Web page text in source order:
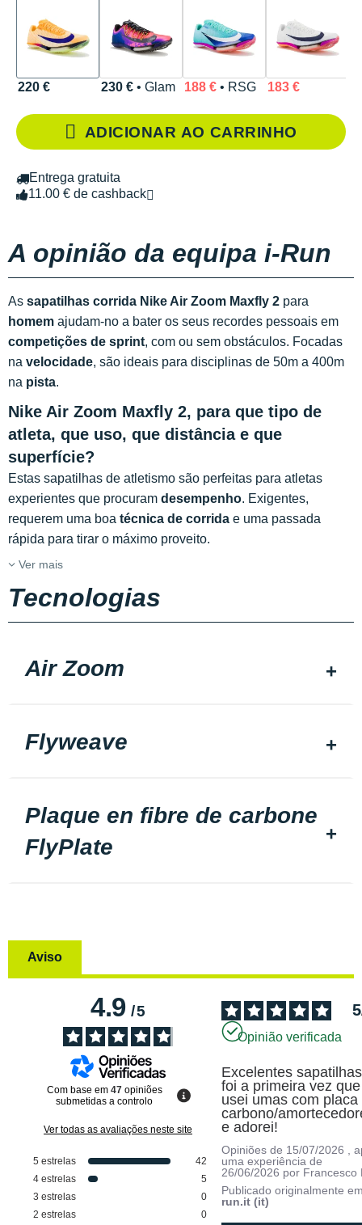
220 € 230 €• Glam 188 €• RSG 183 €
ADICIONAR AO CARRINHO
Entrega gratuita
11.00 € de cashback
A opinião da equipa i-Run
As sapatilhas corrida Nike Air Zoom Maxfly 2 para
homem ajudam-no a bater os seus recordes pessoais em
competições de sprint, com ou sem obstáculos. Focadas
na velocidade, são ideais para disciplinas de 50m a 400m
na pista.
Nike Air Zoom Maxfly 2, para que tipo de
atleta, que uso, que distância e que
superfície?
Estas sapatilhas de atletismo são perfeitas para atletas
experientes que procuram desempenho. Exigentes,
requerem uma boa técnica de corrida e uma passada
rápida para tirar o máximo proveito.
Ver mais
Tecnologias
Air Zoom
Flyweave
Plaque en fibre de carbone
FlyPlate
Aviso
4.9/5
Com base em 47 opiniões
submetidas a controlo
Ver todas as avaliações neste site
5 estrelas
42
4 estrelas
5
3 estrelas
0
2 estrelas 0
5
Opinião verificada
Excelentes
foi a primeira vez que
usei umas com placa
carbono/
e adorei!
Opiniões de 15/07/2026
,
uma experiência de
26/06/2026 por Francesco
Publicado originalmente
run.it (it)